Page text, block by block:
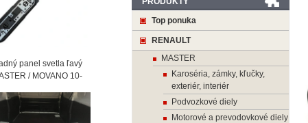
Top ponuka
RENAULT
MASTER
Karoséria, zámky, kľučky,
exteriér, interiér
Podvozkové diely
Motorové a prevodovkové diely
panel svetla ľavý
/ MOVANO 10-